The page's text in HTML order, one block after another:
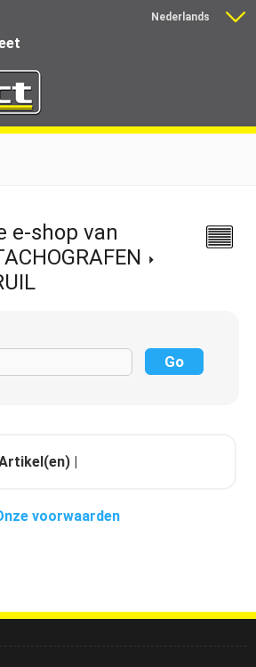
Nederlands
Opleiding
Nieuws
Download Links Contact
e-shop van
|
voorwaarden